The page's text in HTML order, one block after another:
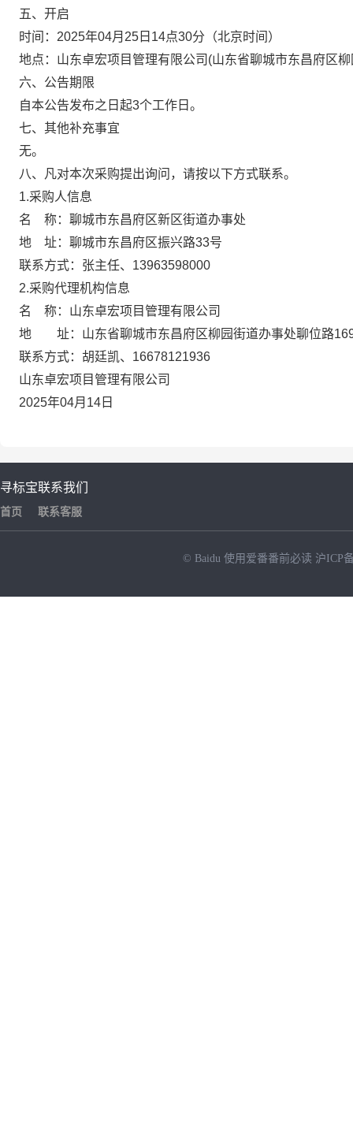
五、开启
时间：2025年04月25日14点30分 （北京时间）
地点：山东卓宏项目管理有限公司(山东省聊城市东昌府区
六、公告期限
自本公告发布之日起3个工作日。
七、其他补充事宜
无。
八、凡对本次采购提出询问，请按以下方式联系。
1.采购人信息
名
称：聊城市东昌府区新区街道办事处
地 址：聊城市东昌府区振兴路33号
联系方式：张主任、 13963598000
2.采购代理机构信息
名 称：山东卓宏项目管理有限公司
地 址：山东省聊城市东昌府区柳园街道办事处聊位路
联系方式：胡廷凯、 16678121936
山东卓宏项目管理有限公司
2025年04月14日
寻标宝
首页
联系我们
联系客服
© Baidu 使用爱番番前必读 沪ICP